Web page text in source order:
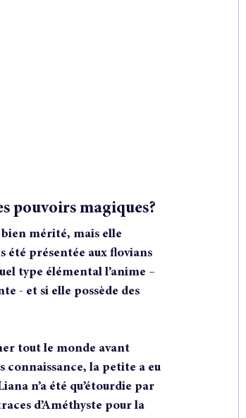
pouvoirs magiques?
mérité, mais elle
été présentée aux flovians
type élémental l’anime –
- et si elle possède des
tout le monde avant
connaissance, la petite a eu
n’a été qu’étourdie par
d’Améthyste pour la